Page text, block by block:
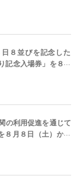
８並びを記念した
記念入場券」を８月
の利用促進を通じて
８月８日（土）から